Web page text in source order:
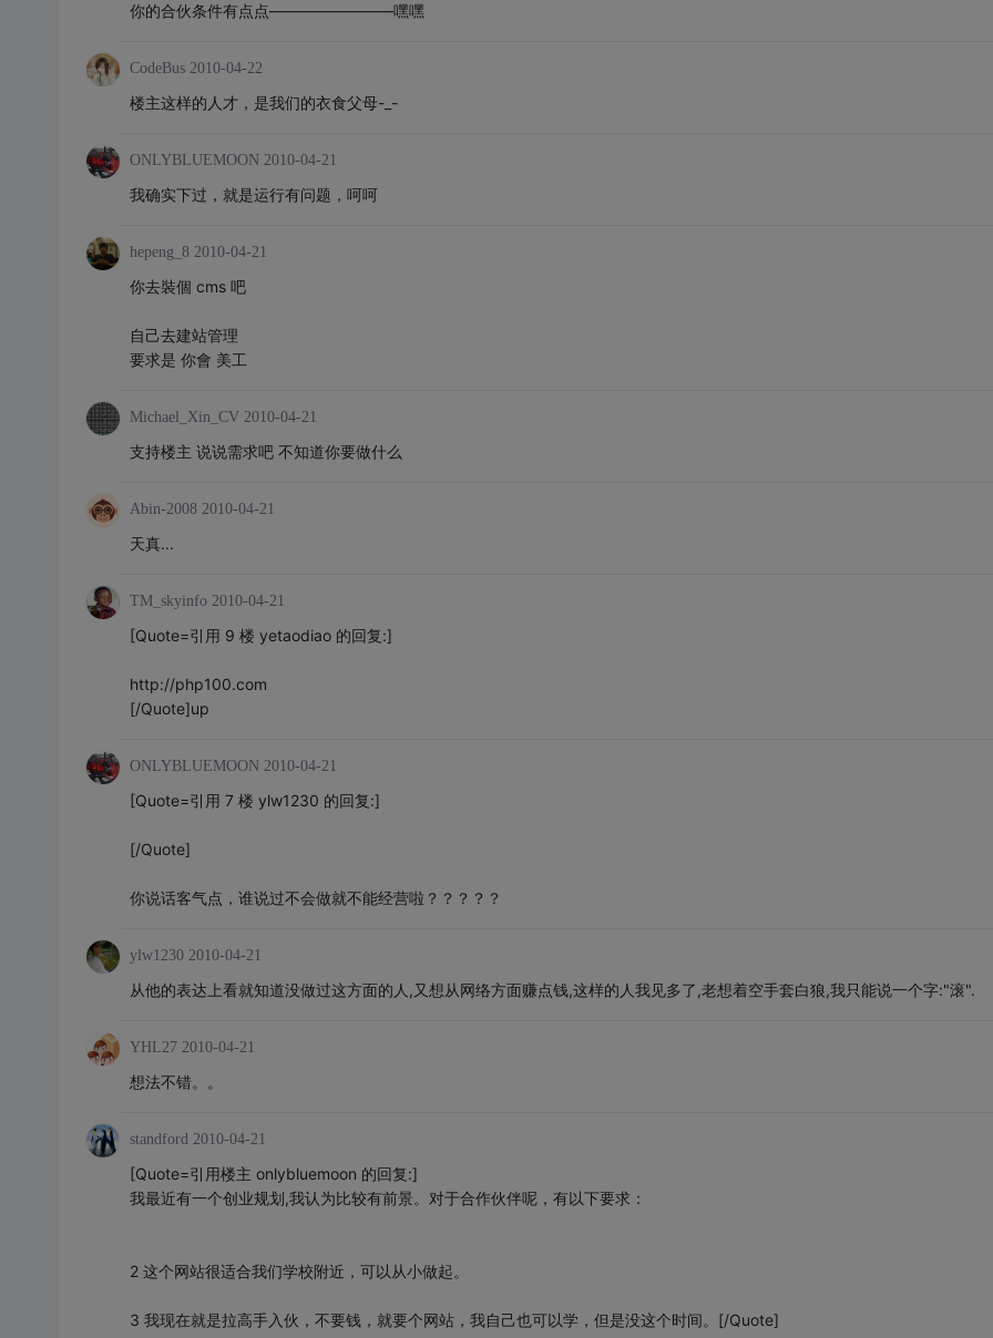
你的合伙条件有点点————————嘿嘿
CodeBus 2010-04-22
楼主这样的人才，是我们的衣食父母-_-
ONLYBLUEMOON 2010-04-21
我确实下过，就是运行有问题，呵呵
hepeng_8 2010-04-21
你去裝個 cms 吧
自己去建站管理
要求是 你會 美工
Michael_Xin_CV 2010-04-21
支持楼主 说说需求吧 不知道你要做什么
Abin-2008 2010-04-21
天真...
TM_skyinfo 2010-04-21
[Quote=引用 9 楼 yetaodiao 的回复:]
http://php100.com
[/Quote]up
ONLYBLUEMOON 2010-04-21
[Quote=引用 7 楼 ylw1230 的回复:]
[/Quote]
你说话客气点，谁说过不会做就不能经营啦？？？？？
ylw1230 2010-04-21
从他的表达上看就知道没做过这方面的人,又想从网络方面赚点钱,这样的人我见多了,老想着空手套白狼,我只能说一个字:"滚".
YHL27 2010-04-21
想法不错。。
standford 2010-04-21
[Quote=引用楼主 onlybluemoon 的回复:]
我最近有一个创业规划,我认为比较有前景。对于合作伙伴呢，有以下要求：
2 这个网站很适合我们学校附近，可以从小做起。
3 我现在就是拉高手入伙，不要钱，就要个网站，我自己也可以学，但是没这个时间。[/Quote]